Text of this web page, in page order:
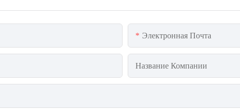
Электронная Почта
Название Компании